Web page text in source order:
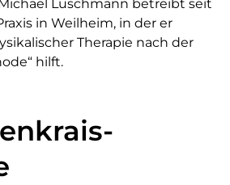
Luschmann betreibt seit
in Weilheim, in der er
Therapie nach der
hilft.